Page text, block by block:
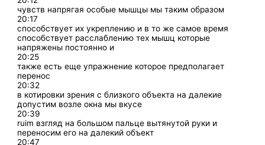
чувств напрягая особые мышцы мы таким образом
20:17
способствует их укреплению и в то же самое время
способствует расслаблению тех мышц которые
напряжены постоянно и
20:25
также есть еще упражнение которое предполагает
перенос
20:32
в котировки зрения с близкого объекта на далекие
допустим возле окна мы вкусе
20:39
ruim взгляд на большом пальце вытянутой руки и
переносим его на далекий объект
20:47